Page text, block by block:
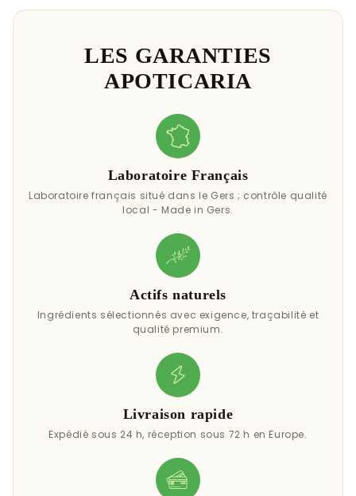
LES GARANTIES
APOTICARIA
Laboratoire Français
Laboratoire français situé dans le Gers ; contrôle qualité
local - Made in Gers.
Actifs naturels
Ingrédients sélectionnés avec exigence, traçabilité et
qualité premium.
Livraison rapide
Expédié sous 24 h, réception sous 72 h en Europe.